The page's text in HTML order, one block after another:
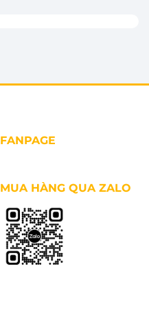
FANPAGE
MUA HÀNG QUA ZALO